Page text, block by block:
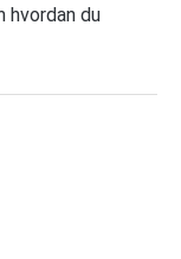
hvordan du